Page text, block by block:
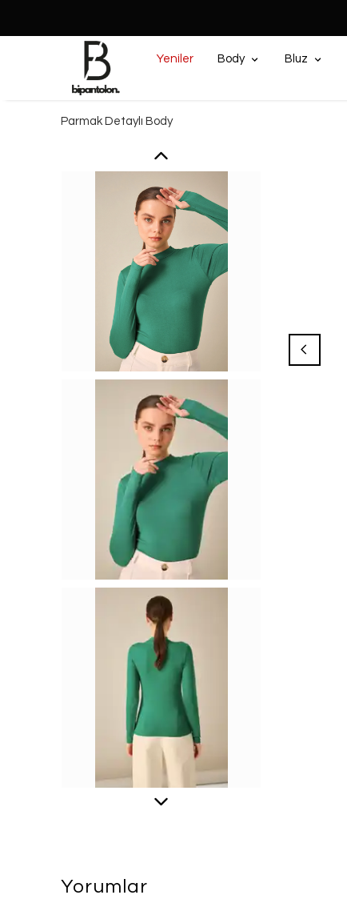
Yeniler Body Bluz
Parmak Detaylı Body
Yorumlar